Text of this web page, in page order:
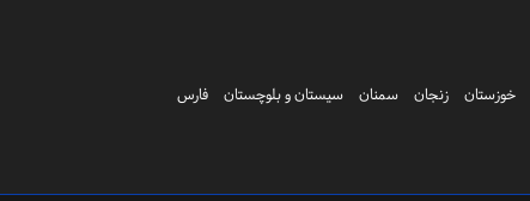
خوزستان زنجان سمنان سیستان و بلوچستان
فارس